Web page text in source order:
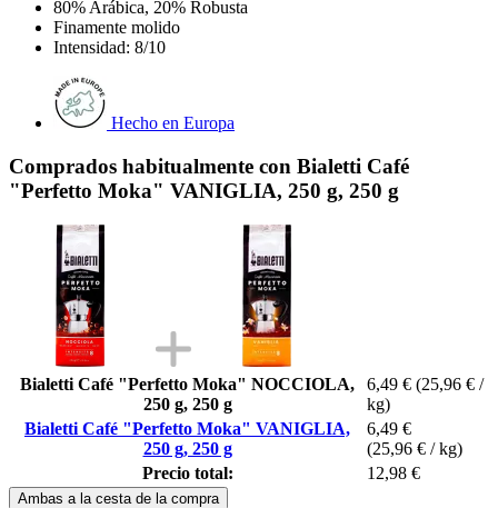
80% Arábica, 20% Robusta
Finamente molido
Intensidad: 8/10
Hecho en Europa
Comprados habitualmente con Bialetti Café
"Perfetto Moka" VANIGLIA, 250 g, 250 g
Bialetti Café "Perfetto Moka" NOCCIOLA,
250 g, 250 g
6,49 € (25,96 € /
kg)
Bialetti Café "Perfetto Moka" VANIGLIA,
250 g, 250 g
6,49 €
(25,96 € / kg)
Precio total:
12,98 €
Ambas a la cesta de la compra